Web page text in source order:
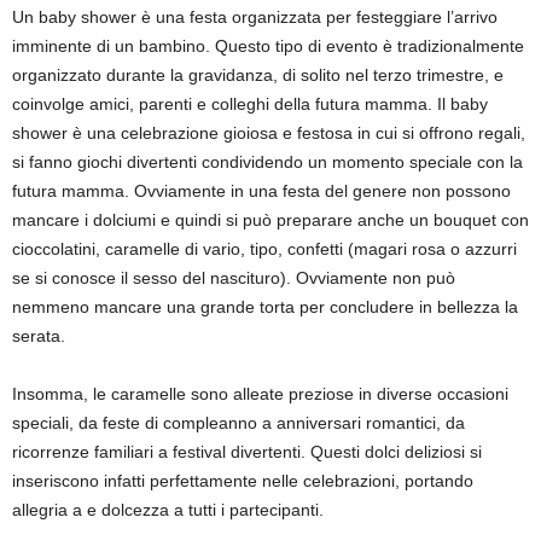
Un baby shower è una festa organizzata per festeggiare l’arrivo
imminente di un bambino. Questo tipo di evento è tradizionalmente
organizzato durante la gravidanza, di solito nel terzo trimestre, e
coinvolge amici, parenti e colleghi della futura mamma. Il baby
shower è una celebrazione gioiosa e festosa in cui si offrono regali,
si fanno giochi divertenti condividendo un momento speciale con la
futura mamma. Ovviamente in una festa del genere non possono
mancare i dolciumi e quindi si può preparare anche un bouquet con
cioccolatini, caramelle di vario, tipo, confetti (magari rosa o azzurri
se si conosce il sesso del nascituro). Ovviamente non può
nemmeno mancare una grande torta per concludere in bellezza la
serata.
Insomma, le caramelle sono alleate preziose in diverse occasioni
speciali, da feste di compleanno a anniversari romantici, da
ricorrenze familiari a festival divertenti. Questi dolci deliziosi si
inseriscono infatti perfettamente nelle celebrazioni, portando
allegria a e dolcezza a tutti i partecipanti.